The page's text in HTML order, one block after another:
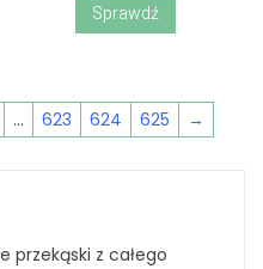
Sprawdź
… 623 624 625 →
przekąski z całego